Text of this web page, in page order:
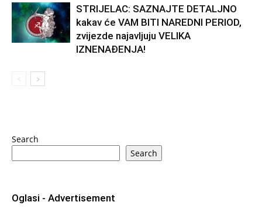
STRIJELAC: SAZNAJTE DETALJNO
kakav će VAM BITI NAREDNI PERIOD,
zvijezde najavljuju VELIKA
IZNENAĐENJA!
Search
Search
Oglasi - Advertisement